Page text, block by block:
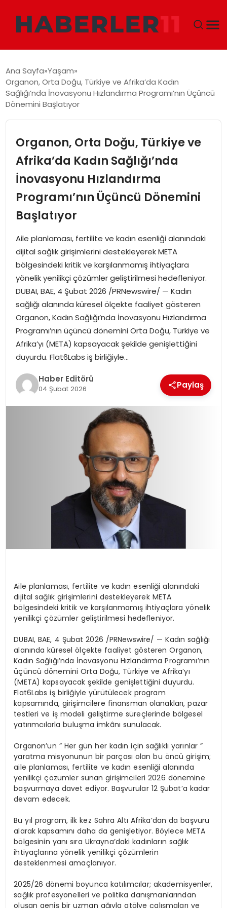
DÜNYA
SIYASET
TEKNOLOJI
EĞITIM
MAGAZIN
SPOR
YAŞAM
Ana Sayfa Yaşam
Organon, Orta Doğu, Türkiye ve Afrika’da Kadın
Sağlığı’nda İnovasyonu Hızlandırma Programı’nın Üçüncü
Dönemini Başlatıyor
Organon, Orta Doğu, Türkiye ve
Afrika’da Kadın Sağlığı’nda
İnovasyonu Hızlandırma
Programı’nın Üçüncü Dönemini
Başlatıyor
Aile planlaması, fertilite ve kadın esenliği alanındaki
dijital sağlık girişimlerini destekleyerek META
bölgesindeki kritik ve karşılanmamış ihtiyaçlara
yönelik yenilikçi çözümler geliştirilmesi hedefleniyor.
DUBAI, BAE, 4 Şubat 2026 /PRNewswire/ — Kadın
sağlığı alanında küresel ölçekte faaliyet gösteren
Organon, Kadın Sağlığı’nda İnovasyonu Hızlandırma
Programı’nın üçüncü dönemini Orta Doğu, Türkiye ve
Afrika’yı (META) kapsayacak şekilde genişlettiğini
duyurdu. Flat6Labs iş birliğiyle…
Haber Editörü
04 Şubat 2026 Paylaş
Aile planlaması, fertilite ve kadın esenliği alanındaki
dijital sağlık girişimlerini destekleyerek META
bölgesindeki kritik ve karşılanmamış ihtiyaçlara yönelik
yenilikçi çözümler geliştirilmesi hedefleniyor.
DUBAI, BAE, 4 Şubat 2026 /PRNewswire/ — Kadın sağlığı
alanında küresel ölçekte faaliyet gösteren Organon,
Kadın Sağlığı’nda İnovasyonu Hızlandırma Programı’nın
üçüncü dönemini Orta Doğu, Türkiye ve Afrika’yı
(META) kapsayacak şekilde genişlettiğini duyurdu.
Flat6Labs iş birliğiyle yürütülecek program
kapsamında, girişimcilere finansman olanakları, pazar
testleri ve iş modeli geliştirme süreçlerinde bölgesel
yatırımcılarla buluşma imkânı sunulacak.
Organon’un ” Her gün her kadın için sağlıklı yarınlar ”
yaratma misyonunun bir parçası olan bu öncü girişim;
aile planlaması, fertilite ve kadın esenliği alanında
yenilikçi çözümler sunan girişimcileri 2026 dönemine
başvurmaya davet ediyor. Başvurular 12 Şubat’a kadar
devam edecek.
Bu yıl program, ilk kez Sahra Altı Afrika’dan da başvuru
alarak kapsamını daha da genişletiyor. Böylece META
bölgesinin yanı sıra Ukrayna’daki kadınların sağlık
ihtiyaçlarına yönelik yenilikçi çözümlerin
desteklenmesi amaçlanıyor.
2025/26 dönemi boyunca katılımcılar; akademisyenler,
sağlık profesyonelleri ve politika danışmanlarından
oluşan geniş bir uzman ağıyla atölye çalışmaları ve